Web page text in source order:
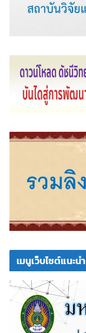
เมนูเว็บไซต์แนะนำ